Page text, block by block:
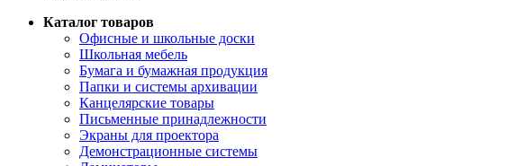
Каталог товаров
Офисные и школьные доски
Школьная мебель
Бумага и бумажная продукция
Папки и системы архивации
Канцелярские товары
Письменные принадлежности
Экраны для проектора
Демонстрационные системы